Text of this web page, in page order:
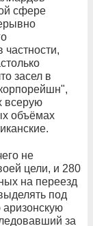
сфере
засел в
всерую
объёмах
не
цели, и 280
на переезд
под
за